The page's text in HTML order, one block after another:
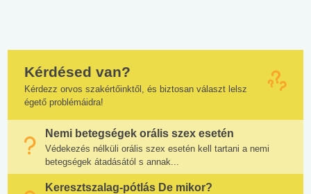
Kérdésed van?
Kérdezz orvos szakértőinktől, és biztosan választ lelsz
égető problémáidra!
Nemi betegségek orális szex esetén
Védekezés nélküli orális szex esetén kell tartani a nemi
betegségek átadásától s annak...
Keresztszalag-pótlás De mikor?